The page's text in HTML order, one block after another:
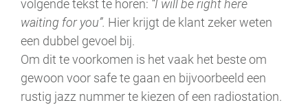
volgende tekst te horen: “I will be right here
waiting for you”. Hier krijgt de klant zeker weten
een dubbel gevoel bij.
Om dit te voorkomen is het vaak het beste om
gewoon voor safe te gaan en bijvoorbeeld een
rustig jazz nummer te kiezen of een radiostation.